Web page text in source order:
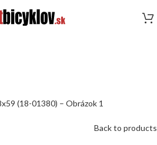
Back to products